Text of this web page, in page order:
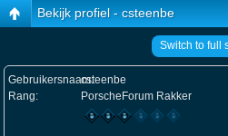
Bekijk profiel - csteenbe
Switch to full
Gebruikersnaam:csteenbe
Rang:
PorscheForum Rakker